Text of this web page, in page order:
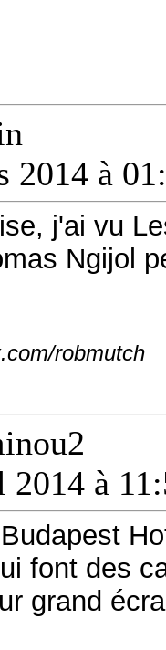
2014 à
j'ai vu
Ngijol
robmutch
2014 à
font des
grand